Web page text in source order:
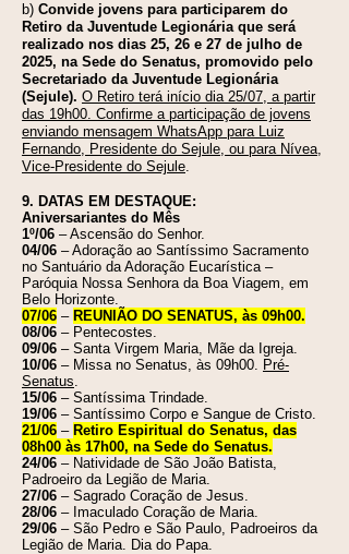
b) Convide jovens para participarem do
Retiro da Juventude Legionária que será
realizado nos dias 25, 26 e 27 de julho de
2025, na Sede do Senatus, promovido pelo
Secretariado da Juventude Legionária
(Sejule). O Retiro terá início dia 25/07, a partir
das 19h00. Confirme a participação de jovens
enviando mensagem WhatsApp para Luiz
Fernando, Presidente do Sejule, ou para Nívea,
Vice-Presidente do Sejule.
9. DATAS EM DESTAQUE:
Aniversariantes do Mês
1º/06 – Ascensão do Senhor.
04/06 – Adoração ao Santíssimo Sacramento
no Santuário da Adoração Eucarística –
Paróquia Nossa Senhora da Boa Viagem, em
Belo Horizonte.
07/06 – REUNIÃO DO SENATUS, às 09h00.
08/06 – Pentecostes.
09/06 – Santa Virgem Maria, Mãe da Igreja.
10/06 – Missa no Senatus, às 09h00. Pré-
Senatus.
15/06 – Santíssima Trindade.
19/06 – Santíssimo Corpo e Sangue de Cristo.
21/06 – Retiro Espiritual do Senatus, das
08h00 às 17h00, na Sede do Senatus.
24/06 – Natividade de São João Batista,
Padroeiro da Legião de Maria.
27/06 – Sagrado Coração de Jesus.
28/06 – Imaculado Coração de Maria.
29/06 – São Pedro e São Paulo, Padroeiros da
Legião de Maria. Dia do Papa.